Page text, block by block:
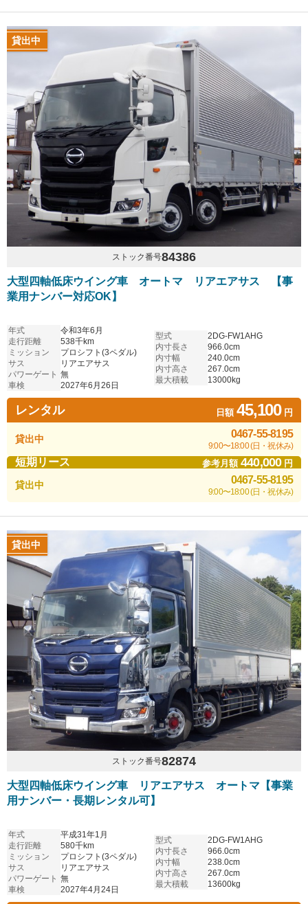
貸出中
ストック番号84386
大型四軸低床ウイング車 オートマ リアエアサス 【事
業用ナンバー対応OK】
年式
令和3年6月
走行距離
538千km
ミッション
プロシフト(3ペダル)
サス
リアエアサス
パワーゲート 無
車検
2027年6月26日
型式
2DG-FW1AHG
内寸長さ
966.0cm
内寸幅
240.0cm
内寸高さ
267.0cm
最大積載
13000kg
レンタル 日額45,100円
貸出中 0467-55-8195
9:00〜18:00 (日・祝休み)
短期リース 参考月額440,000円
貸出中 0467-55-8195
9:00〜18:00 (日・祝休み)
貸出中
ストック番号82874
大型四軸低床ウイング車 リアエアサス オートマ【事業
用ナンバー・長期レンタル可】
年式
平成31年1月
走行距離
580千km
ミッション
プロシフト(3ペダル)
サス
リアエアサス
パワーゲート 無
車検
2027年4月24日
型式
2DG-FW1AHG
内寸長さ
966.0cm
内寸幅
238.0cm
内寸高さ
267.0cm
最大積載
13600kg